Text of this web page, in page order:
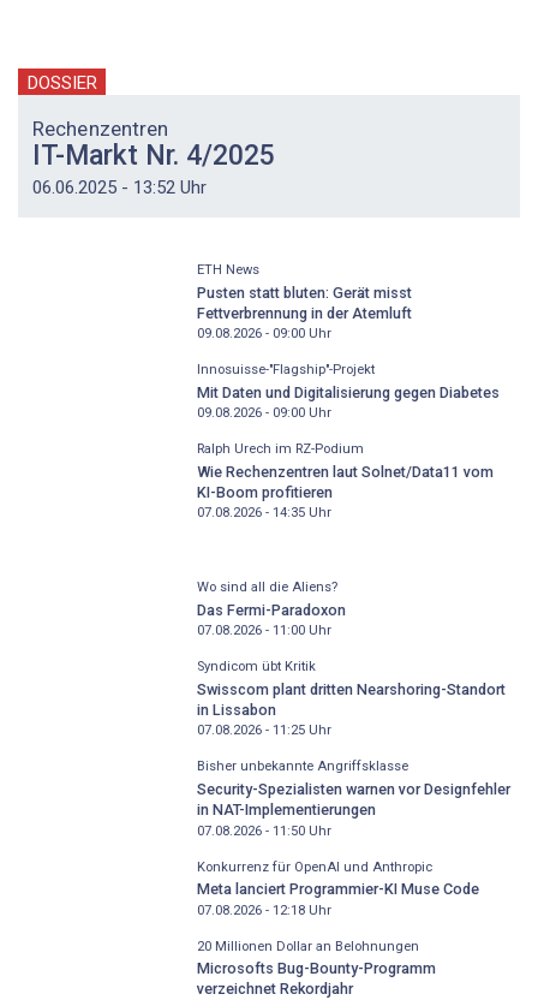
DOSSIER
Rechenzentren
IT-Markt Nr. 4/2025
06.06.2025 - 13:52 Uhr
ETH News
Pusten statt bluten: Gerät misst
Fettverbrennung in der Atemluft
09.08.2026 - 09:00Uhr
Innosuisse-"Flagship"-Projekt
Mit Daten und Digitalisierung gegen Diabetes
09.08.2026 - 09:00Uhr
Ralph Urech im RZ-Podium
Wie Rechenzentren laut Solnet/Data11 vom
KI-Boom profitieren
07.08.2026 - 14:35Uhr
Wo sind all die Aliens?
Das Fermi-Paradoxon
07.08.2026 - 11:00Uhr
Syndicom übt Kritik
Swisscom plant dritten Nearshoring-Standort
in Lissabon
07.08.2026 - 11:25Uhr
Bisher unbekannte Angriffsklasse
Security-Spezialisten warnen vor Designfehler
in NAT-Implementierungen
07.08.2026 - 11:50Uhr
Konkurrenz für OpenAI und Anthropic
Meta lanciert Programmier-KI Muse Code
07.08.2026 - 12:18Uhr
20 Millionen Dollar an Belohnungen
Microsofts Bug-Bounty-Programm
verzeichnet Rekordjahr